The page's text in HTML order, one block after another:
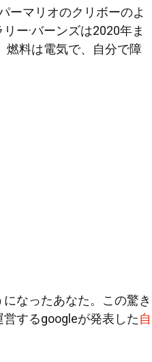
ーマリオのクリボーのよ
ー·バーンズは2020年ま
燃料は電気で、自分で障
なったあなた。この驚き
するgoogleが発表した自